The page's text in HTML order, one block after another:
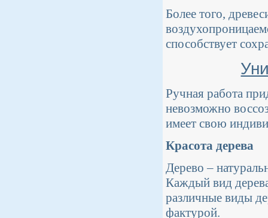
Более того,
способствует
Ручная работа
невозможно
имеет свою
Красота дерева
Дерево –
Каждый вид
различные виды
фактурой.